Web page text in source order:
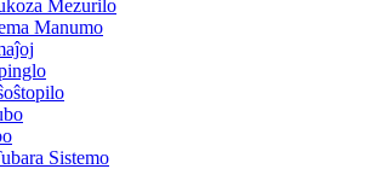
Mezurilo
Manumo
Sistemo